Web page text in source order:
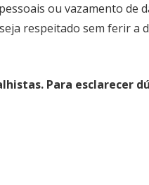
ou vazamento
respeitado sem ferir
Para esclarecer